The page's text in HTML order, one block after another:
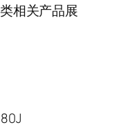
相关产品展